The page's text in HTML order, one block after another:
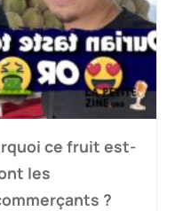
ce fruit est-
les
?